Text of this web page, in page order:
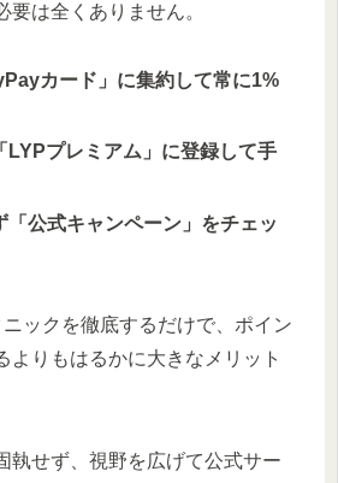
要は全くありません。
カード」に集約して常に1%
LYPプレミアム」に登録して手
「公式キャンペーン」をチェッ
ックを徹底するだけで、ポイン
よりもはるかに大きなメリット
執せず、視野を広げて公式サー